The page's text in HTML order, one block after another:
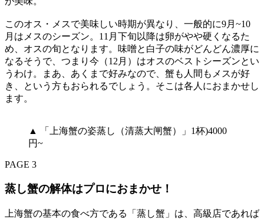
このオス・メスで美味しい時期が異なり、一般的に9月~10
月はメスのシーズン。11月下旬以降は卵がやや硬くなるた
め、オスの旬となります。味噌と白子の味がどんどん濃厚に
なるそうで、つまり今（12月）はオスのベストシーズンとい
うわけ。まあ、あくまで好みなので、蟹も人間もメスが好
き、という方もおられるでしょう。そこは各人におまかせし
ます。
▲ 「上海蟹の姿蒸し（清蒸大闸蟹）」1杯)4000
円~
PAGE 3
蒸し蟹の解体はプロにおまかせ！
上海蟹の基本の食べ方である「蒸し蟹」は、高級店であれば